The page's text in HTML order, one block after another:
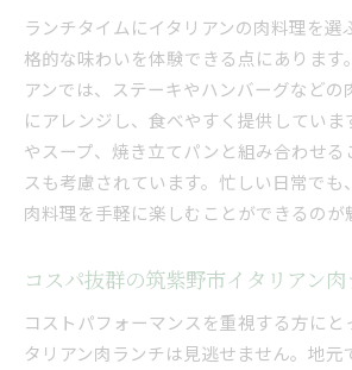
ランチタイムにイタリアンの肉料理を選
格的な味わいを体験できる点にあります
アンでは、ステーキやハンバーグなどの
にアレンジし、食べやすく提供していま
やスープ、焼き立てパンと組み合わせる
スも考慮されています。忙しい日常でも
肉料理を手軽に楽しむことができるのが
コスパ抜群の筑紫野市イタリアン
コストパフォーマンスを重視する方にと
タリアン肉ランチは見逃せません。地元